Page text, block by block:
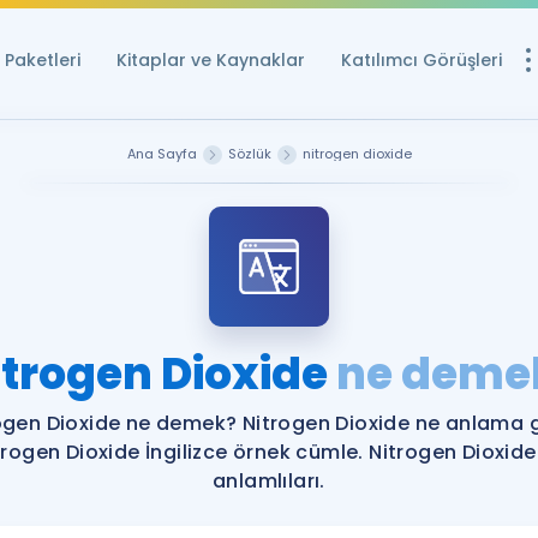
Paketleri Kitaplar ve Kaynaklar Katılımcı Görüşleri
Ücretsiz
YDS ve YÖKDİL
YDS ve YÖKDİL
YDS ve YÖKDİL'e
Ana Sayfa Sözlük nitrogen dioxide
Dioxidene
Dioxide ne demek? Nitrogen Dioxide ne anlama
Dioxide İngilizce örnek cümle. Nitrogen
anlamlıları.